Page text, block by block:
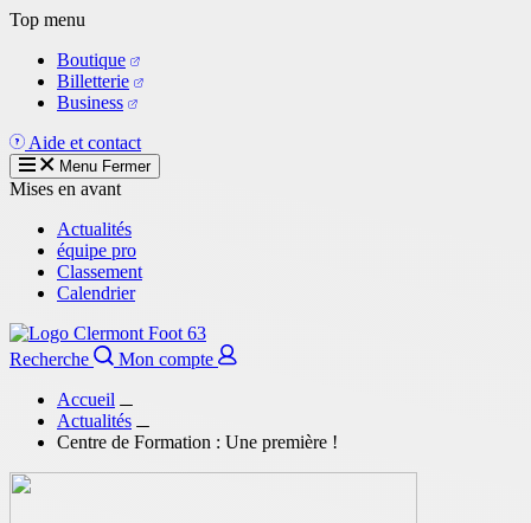
Aller
contenu
principal
Top menu
Boutique
Billetterie
Business
Aide et contact
Menu Fermer
Mises en avant
Actualités
équipe pro
Classement
Calendrier
Recherche
Mon compte
Accueil
Actualités
Centre de Formation : Une première !